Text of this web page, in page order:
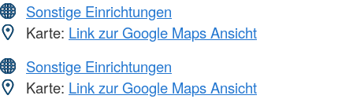
Sonstige Einrichtungen
Karte: Link zur Google Maps Ansicht
Sonstige Einrichtungen
Karte: Link zur Google Maps Ansicht